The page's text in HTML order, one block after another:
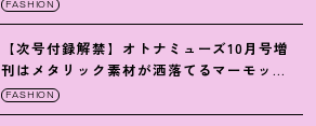
FASHION
【次号付録解禁】オトナミューズ10月号増
刊はメタリック素材が洒落てるマーモット
の保冷バッグ
FASHION